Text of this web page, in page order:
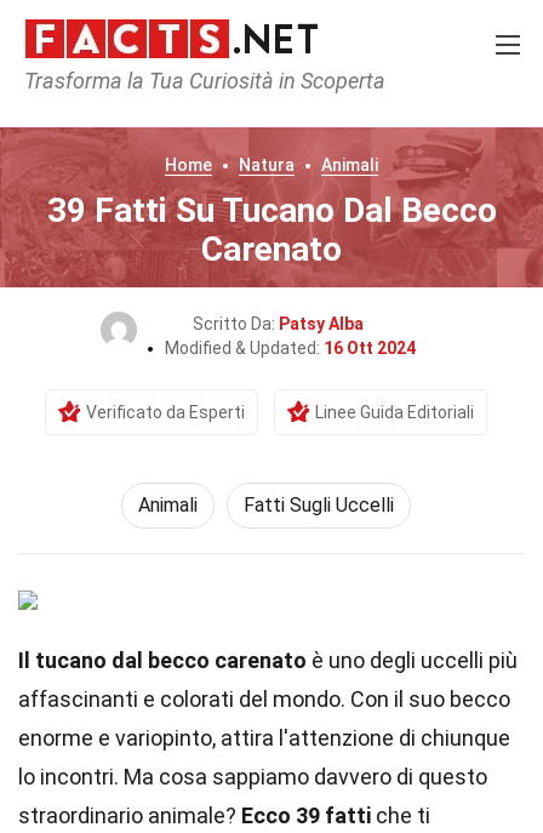
Trasforma la Tua Curiosità in Scoperta
Home Natura Animali
39 Fatti Su Tucano Dal Becco
Carenato
Scritto Da: Patsy Alba
Modified & Updated: 16 Ott 2024
Verificato da Esperti Linee Guida Editoriali
Animali Fatti Sugli Uccelli
Il tucano dal becco carenato è uno degli uccelli più
affascinanti e colorati del mondo. Con il suo becco
enorme e variopinto, attira l'attenzione di chiunque
lo incontri. Ma cosa sappiamo davvero di questo
straordinario animale? Ecco 39 fatti che ti